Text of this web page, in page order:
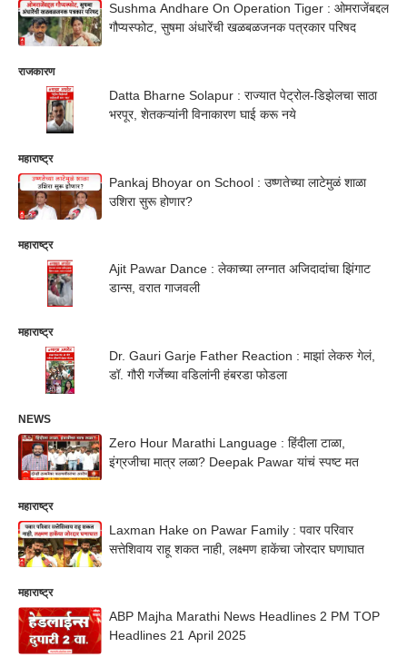
Sushma Andhare On Operation Tiger : ओमराजेंबद्दल
गौप्यस्फोट, सुषमा अंधारेंची खळबळजनक पत्रकार परिषद
राजकारण
Datta Bharne Solapur : राज्यात पेट्रोल-डिझेलचा साठा
भरपूर, शेतकऱ्यांनी विनाकारण घाई करू नये
महाराष्ट्र
Pankaj Bhoyar on School : उष्णतेच्या लाटेमुळं शाळा
उशिरा सुरू होणार?
महाराष्ट्र
Ajit Pawar Dance : लेकाच्या लग्नात अजिदादांचा झिंगाट
डान्स, वरात गाजवली
महाराष्ट्र
Dr. Gauri Garje Father Reaction : माझां लेकरु गेलं,
डॉ. गौरी गर्जेच्या वडिलांनी हंबरडा फोडला
NEWS
Zero Hour Marathi Language : हिंदीला टाळा,
इंग्रजीचा मात्र लळा? Deepak Pawar यांचं स्पष्ट मत
महाराष्ट्र
Laxman Hake on Pawar Family : पवार परिवार
सत्तेशिवाय राहू शकत नाही, लक्ष्मण हाकेंचा जोरदार घणाघात
महाराष्ट्र
ABP Majha Marathi News Headlines 2 PM TOP
Headlines 21 April 2025